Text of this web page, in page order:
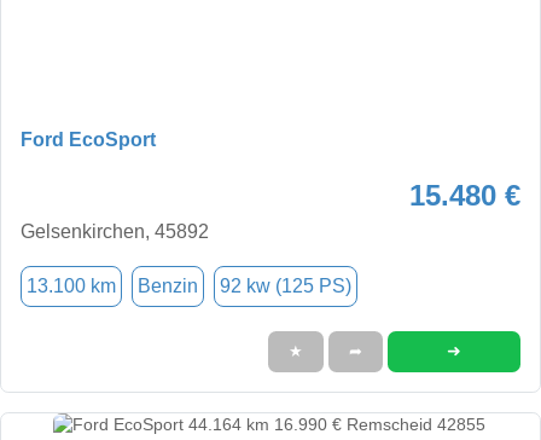
Ford EcoSport
15.480 €
Gelsenkirchen, 45892
13.100 km Benzin 92 kw (125 PS)
★ ➦ ➜